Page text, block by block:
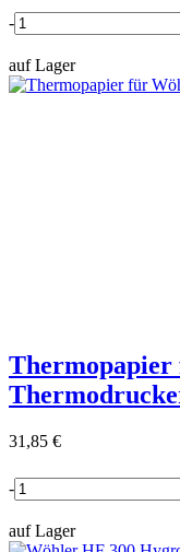
-
auf Lager
31,85 €
-
auf Lager